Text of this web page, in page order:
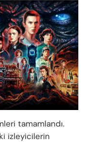
tamamlandı.
izleyicilerin